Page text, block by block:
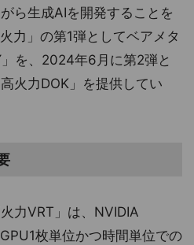
ら生成AIを開発することを
力」の第1弾としてベアメタ
を、2024年6月に第2弾と
火力DOK」を提供してい
力VRT」は、NVIDIA
枚単位かつ時間単位での